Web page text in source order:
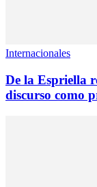
Internacionales
De la Espriella
discurso como